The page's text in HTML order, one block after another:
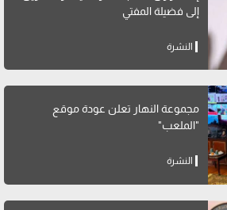
إلى فضيلة المفتي
النشرة
مجموعة النهار تعلن عودة موقع
"الملعب"
النشرة